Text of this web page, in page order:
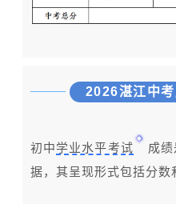
2026湛江中考
初中学业水平考试
成
据，其呈现形式包括分数